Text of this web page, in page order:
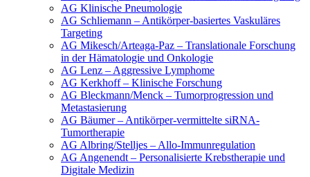
AG Klinische Pneumologie
AG Schliemann – Antikörper-basiertes Vaskuläres
Targeting
AG Mikesch/Arteaga-Paz – Translationale Forschung
in der Hämatologie und Onkologie
AG Lenz – Aggressive Lymphome
AG Kerkhoff – Klinische Forschung
AG Bleckmann/Menck – Tumorprogression und
Metastasierung
AG Bäumer – Antikörper-vermittelte siRNA-
Tumortherapie
AG Albring/Stelljes – Allo-Immunregulation
AG Angenendt – Personalisierte Krebstherapie und
Digitale Medizin